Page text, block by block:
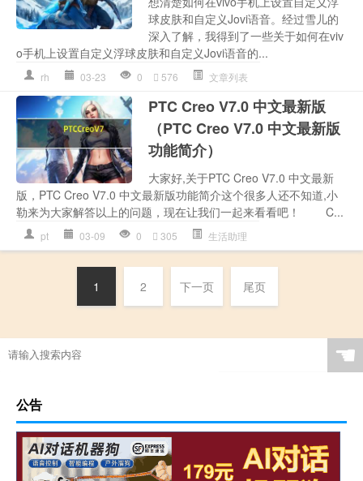
球皮肤和自定义Jovi语音。经过雪儿的
深入了解，我得到了一些关于如何在viv
o手机上设置自定义浮球皮肤和自定义Jovi语音的...
rh 03-23 0 576 文章列表
PTC Creo V7.0 中文最新版
（PTC Creo V7.0 中文最新版
功能简介）
大家好,关于PTC Creo V7.0 中文最新
版，PTC Creo V7.0 中文最新版功能简介这个很多人还不知道,小
勒来为大家解答以上的问题，现在让我们一起来看看吧！ C...
pt 03-09 0 305 生活助理
1 2 下一页 尾页
☚
公告